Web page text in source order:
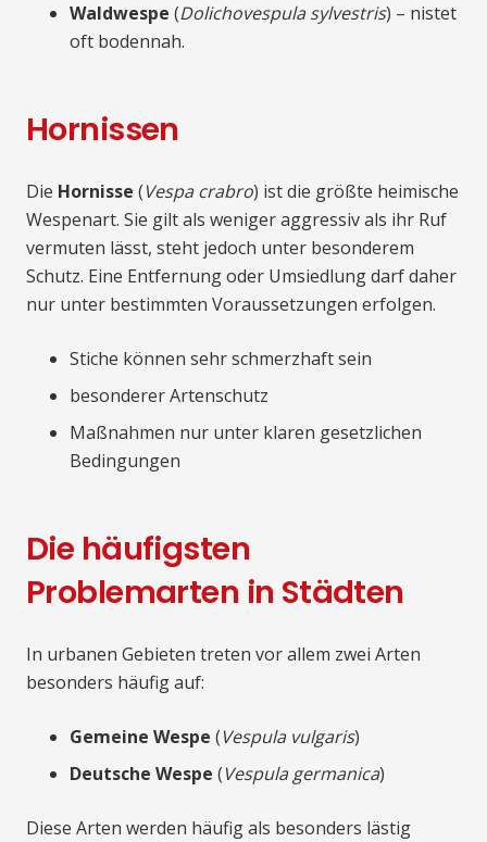
Waldwespe (Dolichovespula sylvestris) – nistet
oft bodennah.
Hornissen
Die Hornisse (Vespa crabro) ist die größte heimische
Wespenart. Sie gilt als weniger aggressiv als ihr Ruf
vermuten lässt, steht jedoch unter besonderem
Schutz. Eine Entfernung oder Umsiedlung darf daher
nur unter bestimmten Voraussetzungen erfolgen.
Stiche können sehr schmerzhaft sein
besonderer Artenschutz
Maßnahmen nur unter klaren gesetzlichen
Bedingungen
Die häufigsten
Problemarten in Städten
In urbanen Gebieten treten vor allem zwei Arten
besonders häufig auf:
Gemeine Wespe (Vespula vulgaris)
Deutsche Wespe (Vespula germanica)
Diese Arten werden häufig als besonders lästig